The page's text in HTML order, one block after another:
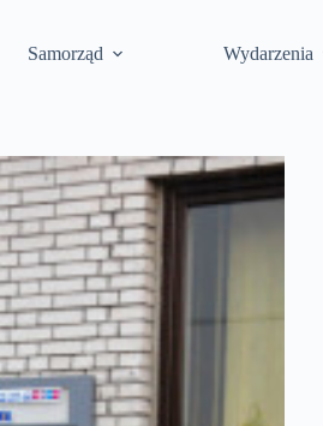
Samorząd Wydarzenia